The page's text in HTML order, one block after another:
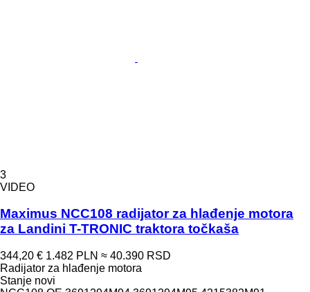
3
VIDEO
Maximus NCC108 radijator za hlađenje motora
za Landini T-TRONIC traktora točkaša
344,20 € 1.482 PLN ≈ 40.390 RSD
Radijator za hlađenje motora
Stanje novi